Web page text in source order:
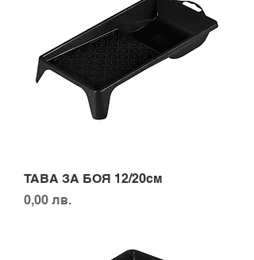
ТАВА ЗА БОЯ 12/20см
Цена
0,00 лв.